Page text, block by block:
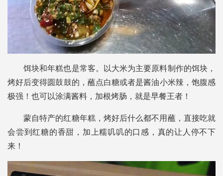
饵块和年糕也是常客。以大米为主要原料制作的饵块，
烤好后变得圆鼓鼓的，蘸点白糖或者是酱油小米辣，饱腹感
极强！也可以涂满酱料，加根烤肠，就是早餐王者！
蒙自特产的红糖年糕，烤好后什么都不用蘸，直接吃就
会尝到红糖的香甜，加上糯叽叽的口感，真的让人停不下
来！